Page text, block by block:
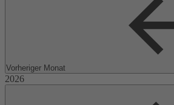
Vorheriger Monat